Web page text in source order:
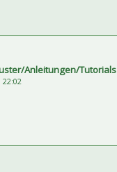
Anleitungen/Tutorials
22:02